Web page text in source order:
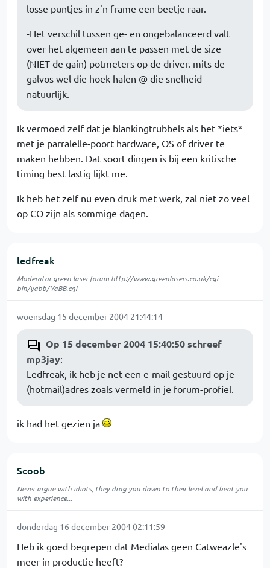
losse puntjes in z'n frame een beetje raar.
-Het verschil tussen ge- en ongebalanceerd valt
over het algemeen aan te passen met de size
(NIET de gain) potmeters op de driver. mits de
galvos wel die hoek halen @ die snelheid
natuurlijk.
Ik vermoed zelf dat je blankingtrubbels als het *iets*
met je parralelle-poort hardware, OS of driver te
maken hebben. Dat soort dingen is bij een kritische
timing best lastig lijkt me.
Ik heb het zelf nu even druk met werk, zal niet zo veel
op CO zijn als sommige dagen.
ledfreak
Moderator green laser forum http://www.greenlasers.co.uk/cgi-
bin/yabb/YaBB.cgi
woensdag 15 december 2004 21:44:14
Op 15 december 2004 15:40:50 schreef
mp3jay:
Ledfreak, ik heb je net een e-mail gestuurd op je
(hotmail)adres zoals vermeld in je forum-profiel.
ik had het gezien ja
Scoob
Never argue with idiots, they drag you down to their level and beat you
with experience...
donderdag 16 december 2004 02:11:59
Heb ik goed begrepen dat Medialas geen Catweazle's
meer in productie heeft?